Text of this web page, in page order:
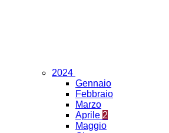
2024
Gennaio
Febbraio
Marzo
Aprile 2
Maggio